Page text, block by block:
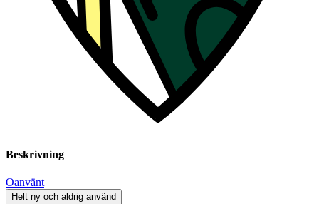
Beskrivning
Oanvänt
Helt ny och aldrig använd